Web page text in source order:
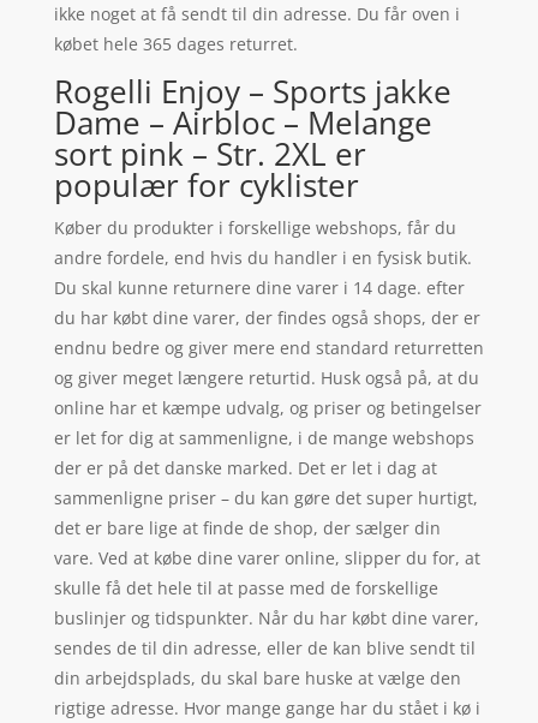
ikke noget at få sendt til din adresse. Du får oven i
købet hele 365 dages returret.
Rogelli Enjoy – Sports jakke
Dame – Airbloc – Melange
sort pink – Str. 2XL er
populær for cyklister
Køber du produkter i forskellige webshops, får du
andre fordele, end hvis du handler i en fysisk butik.
Du skal kunne returnere dine varer i 14 dage. efter
du har købt dine varer, der findes også shops, der er
endnu bedre og giver mere end standard returretten
og giver meget længere returtid. Husk også på, at du
online har et kæmpe udvalg, og priser og betingelser
er let for dig at sammenligne, i de mange webshops
der er på det danske marked. Det er let i dag at
sammenligne priser – du kan gøre det super hurtigt,
det er bare lige at finde de shop, der sælger din
vare. Ved at købe dine varer online, slipper du for, at
skulle få det hele til at passe med de forskellige
buslinjer og tidspunkter. Når du har købt dine varer,
sendes de til din adresse, eller de kan blive sendt til
din arbejdsplads, du skal bare huske at vælge den
rigtige adresse. Hvor mange gange har du stået i kø i